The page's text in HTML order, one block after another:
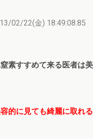
02/22(金) 18:49:08.85
素すすめて来る医者は美
的に見ても綺麗に取れる